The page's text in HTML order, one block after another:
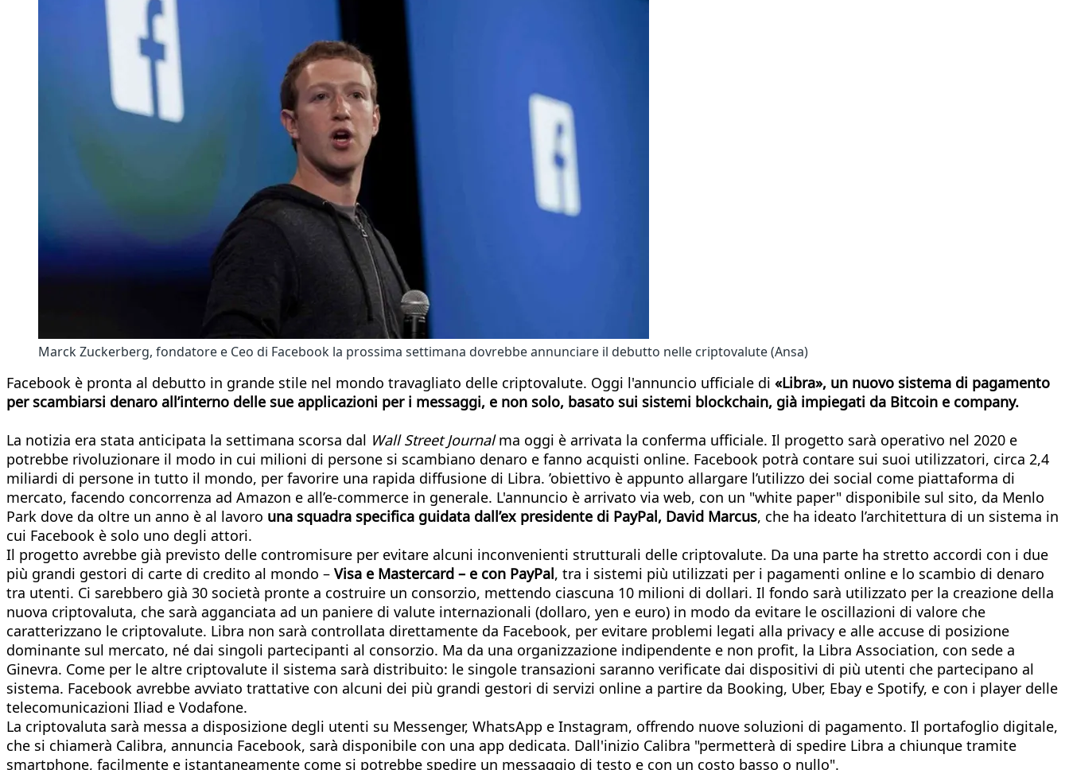
Marck Zuckerberg, fondatore e Ceo di Facebook la prossima settimana dovrebbe annunciare il debutto nelle criptovalute (Ansa)
Facebook è pronta al debutto in grande stile nel mondo travagliato delle criptovalute. Oggi l'annuncio ufficiale di «Libra», un nuovo sistema di pagamento
per scambiarsi denaro all’interno delle sue applicazioni per i messaggi, e non solo, basato sui sistemi blockchain, già impiegati da Bitcoin e company.
La notizia era stata anticipata la settimana scorsa dal Wall Street Journalma oggi è arrivata la conferma ufficiale. Il progetto sarà operativo nel 2020 e
potrebbe rivoluzionare il modo in cui milioni di persone si scambiano denaro e fanno acquisti online. Facebook potrà contare sui suoi utilizzatori, circa 2,4
miliardi di persone in tutto il mondo, per favorire una rapida diffusione di Libra. ’obiettivo è appunto allargare l’utilizzo dei social come piattaforma di
mercato, facendo concorrenza ad Amazon e all’e-commerce in generale. L'annuncio è arrivato via web, con un "white paper" disponibile sul sito, da Menlo
Park dove da oltre un anno è al lavoro una squadra specifica guidata dall’ex presidente di PayPal, David Marcus, che ha ideato l’architettura di un sistema in
cui Facebook è solo uno degli attori.
Il progetto avrebbe già previsto delle contromisure per evitare alcuni inconvenienti strutturali delle criptovalute. Da una parte ha stretto accordi con i due
più grandi gestori di carte di credito al mondo – Visa e Mastercard – e con PayPal, tra i sistemi più utilizzati per i pagamenti online e lo scambio di denaro
tra utenti. Ci sarebbero già 30 società pronte a costruire un consorzio, mettendo ciascuna 10 milioni di dollari. Il fondo sarà utilizzato per la creazione della
nuova criptovaluta, che sarà agganciata ad un paniere di valute internazionali (dollaro, yen e euro) in modo da evitare le oscillazioni di valore che
caratterizzano le criptovalute. Libra non sarà controllata direttamente da Facebook, per evitare problemi legati alla privacy e alle accuse di posizione
dominante sul mercato, né dai singoli partecipanti al consorzio. Ma da una organizzazione indipendente e non profit, la Libra Association, con sede a
Ginevra. Come per le altre criptovalute il sistema sarà distribuito: le singole transazioni saranno verificate dai dispositivi di più utenti che partecipano al
sistema. Facebook avrebbe avviato trattative con alcuni dei più grandi gestori di servizi online a partire da Booking, Uber, Ebay e Spotify, e con i player delle
telecomunicazioni Iliad e Vodafone.
La criptovaluta sarà messa a disposizione degli utenti su Messenger, WhatsApp e Instagram, offrendo nuove soluzioni di pagamento. Il portafoglio digitale,
che si chiamerà Calibra, annuncia Facebook, sarà disponibile con una app dedicata. Dall'inizio Calibra "permetterà di spedire Libra a chiunque tramite
smartphone, facilmente e istantaneamente come si potrebbe spedire un messaggio di testo e con un costo basso o nullo".